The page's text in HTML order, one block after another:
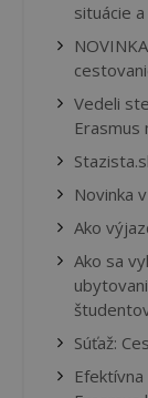
situácie
Vedeli
Erasmus
Novinka
Ako
Ako sa
Súťaž: